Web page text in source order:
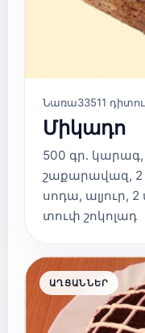
Նառա33511
Միկադո
500 գր.
շաքարավազ, 2
սոդա, ալյուր,
տուփ շոկոլադ
ԱՂՑԱՆՆԵՐ